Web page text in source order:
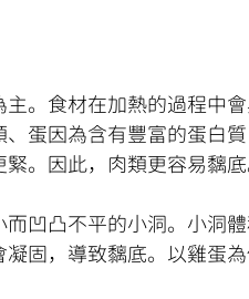
。食材在加熱的過程中
蛋因為含有豐富的蛋白
。因此，肉類更容易黐
凹凸不平的小洞。小洞
固，導致黐底。以雞蛋